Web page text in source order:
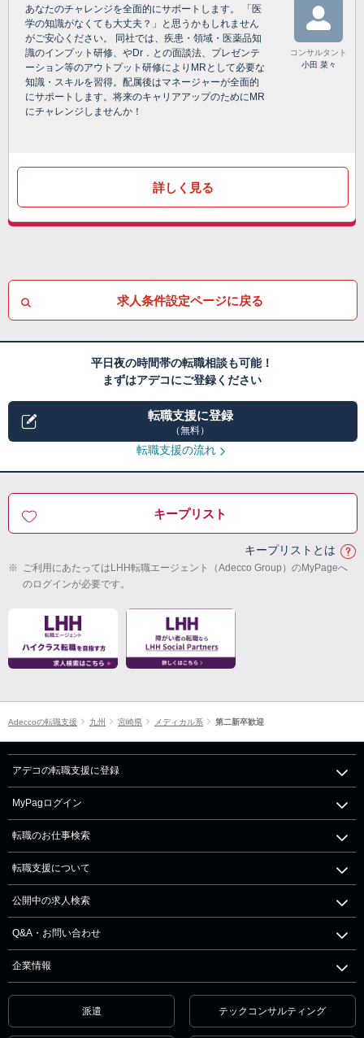
あなたのチャレンジを全面的にサポートします。 「医
学の知識がなくても大丈夫？」と思うかもしれません
がご安心ください。 同社では、疾患・領域・医薬品知
識のインプット研修、やDr．との面談法、プレゼンテ
ーション等のアウトプット研修によりMRとして必要な
知識・スキルを習得。配属後はマネージャーが全面的
にサポートします。将来のキャリアアップのためにMR
にチャレンジしませんか！
コンサルタント
小田 菜々
詳しく見る
求人条件設定ページに戻る
平日夜の時間帯の転職相談も可能！
まずはアデコにご登録ください
転職支援に登録
（無料）
転職支援の流れ
キープリスト
キープリストとは
※ ご利用にあたってはLHH転職エージェント（Adecco Group）のMyPageへ
のログインが必要です。
Adeccoの転職支援 九州 宮崎県 メディカル系 第二新卒歓迎
アデコの転職支援に登録
MyPagログイン
転職のお仕事検索
転職支援について
公開中の求人検索
Q&A・お問い合わせ
企業情報
派遣 テックコンサルティング